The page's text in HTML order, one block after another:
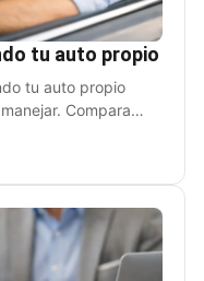
tu auto propio
tu auto propio
Compara